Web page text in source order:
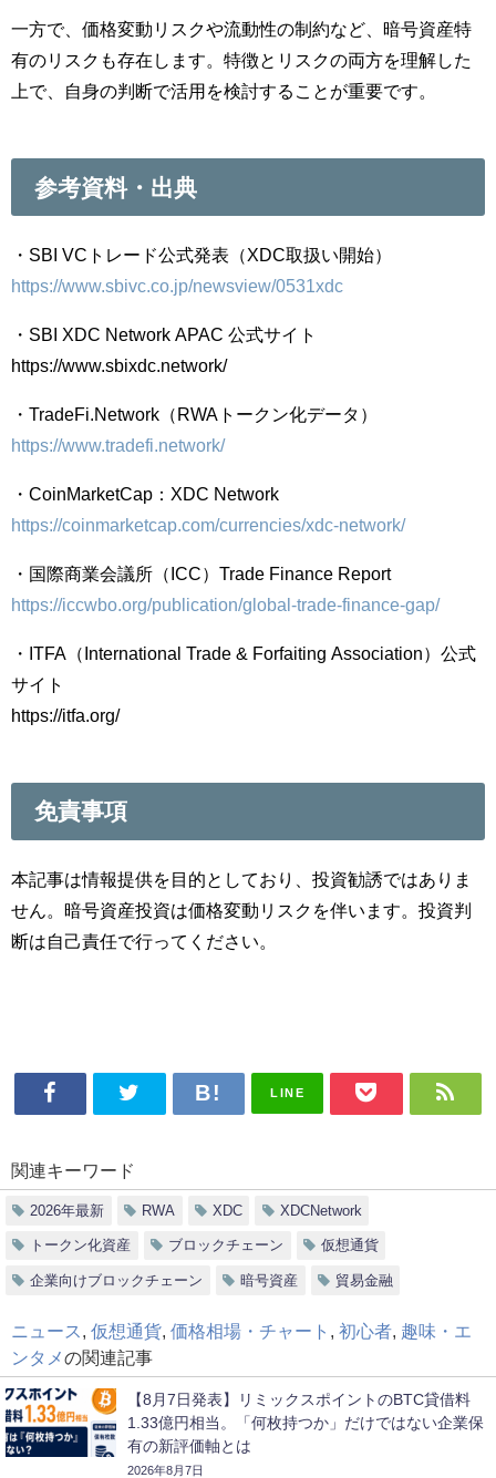
一方で、価格変動リスクや流動性の制約など、暗号資産特
有のリスクも存在します。特徴とリスクの両方を理解した
上で、自身の判断で活用を検討することが重要です。
参考資料・出典
・SBI VCトレード公式発表（XDC取扱い開始）
https://www.sbivc.co.jp/newsview/0531xdc
・SBI XDC Network APAC 公式サイト
https://www.sbixdc.network/
・TradeFi.Network（RWAトークン化データ）
https://www.tradefi.network/
・CoinMarketCap：XDC Network
https://coinmarketcap.com/currencies/xdc-network/
・国際商業会議所（ICC）Trade Finance Report
https://iccwbo.org/publication/global-trade-finance-gap/
・ITFA（International Trade & Forfaiting Association）公式
サイト
https://itfa.org/
免責事項
本記事は情報提供を目的としており、投資勧誘ではありま
せん。暗号資産投資は価格変動リスクを伴います。投資判
断は自己責任で行ってください。
LINE
関連キーワード
2026年最新 RWA XDC XDCNetwork
トークン化資産 ブロックチェーン 仮想通貨
企業向けブロックチェーン 暗号資産 貿易金融
ニュース 仮想通貨 価格相場・チャート 初心者 趣味・エ
ンタメの関連記事
【8月7日発表】リミックスポイントのBTC貸借料
1.33億円相当。「何枚持つか」だけではない企業保
有の新評価軸とは
2026年8月7日